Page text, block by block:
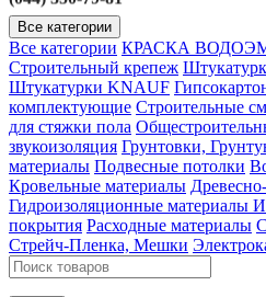
Все категории
Все категории КРАСКА
Строительный крепеж
Штукатурки KNAUF
комплектующие Строительные
для стяжки пола
звукоизоляция Грунтовки,
материалы Подвесные потолки
Кровельные материалы
Гидроизоляционные материалы
покрытия Расходные материалы
Стрейч-Пленка, Мешки